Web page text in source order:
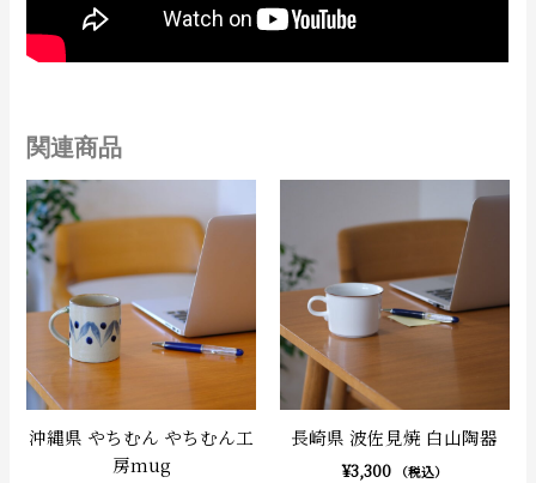
関連商品
沖縄県 やちむん やちむん工
房mug
長崎県 波佐見焼 白山陶器
¥3,300 （税込）